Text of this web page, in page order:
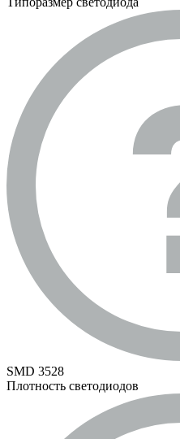
SMD 3528
Плотность светодиодов